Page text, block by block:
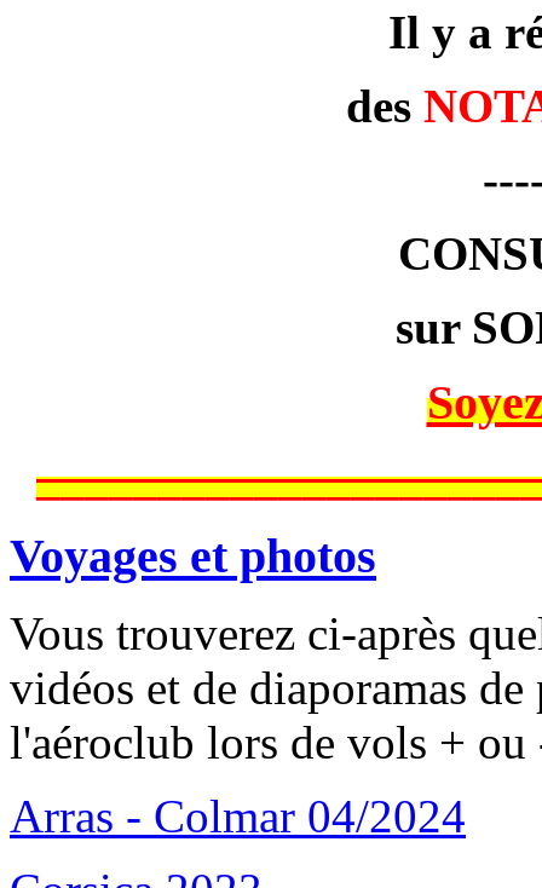
Il y a
des
sur
Voyages et photos
Vous trouverez ci-après
vidéos et de diaporamas
l'aéroclub lors de vols + ou
Arras - Colmar 04/2024